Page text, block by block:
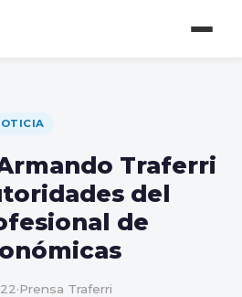
Traferri
del
de
·Prensa Traferri